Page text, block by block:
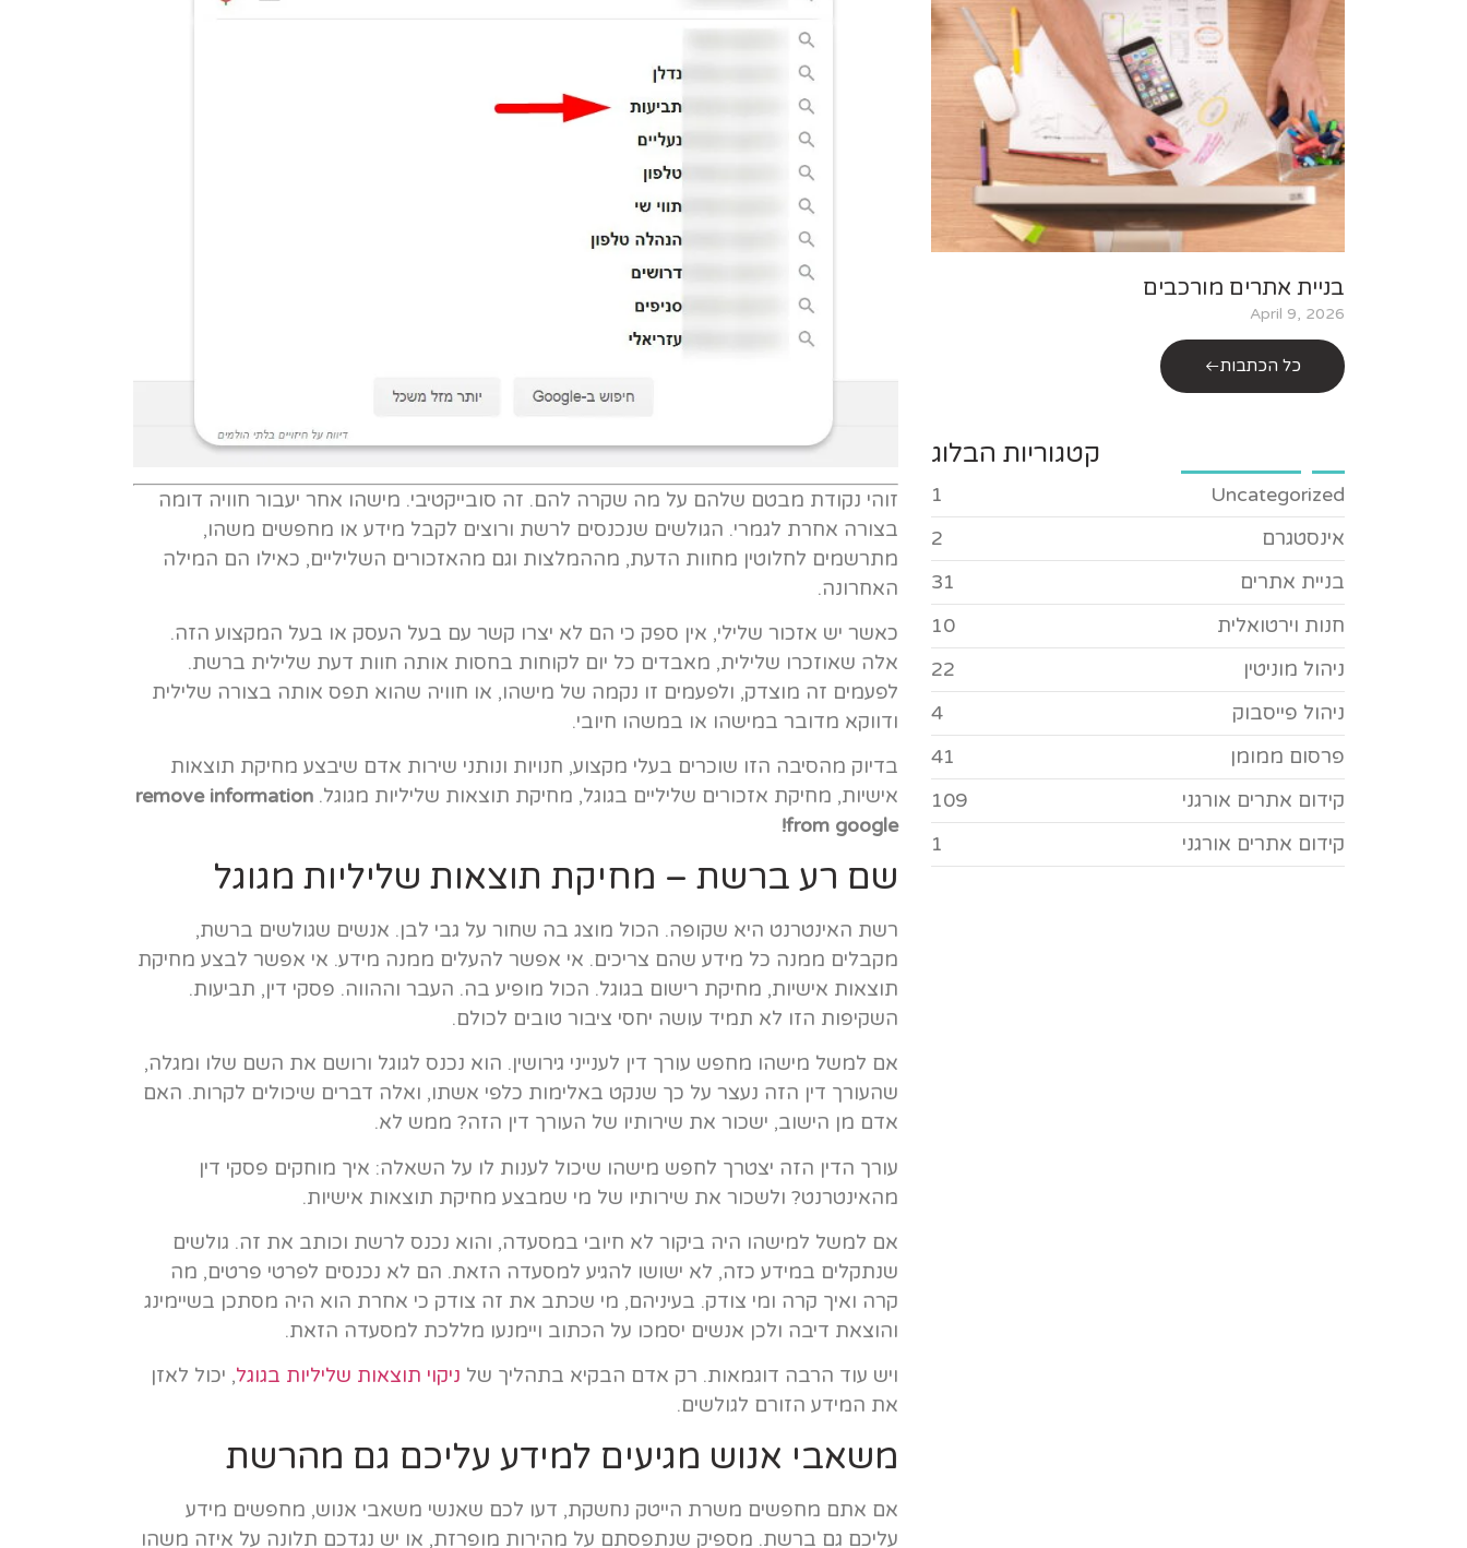
זוהי נקודת מבטם שלהם על מה שקרה להם. זה סובייקטיבי. מישהו אחר יעבור חוויה דומה
בצורה אחרת לגמרי. הגולשים שנכנסים לרשת ורוצים לקבל מידע או מחפשים משהו,
מתרשמים לחלוטין מחוות הדעת, מההמלצות וגם מהאזכורים השליליים, כאילו הם המילה
האחרונה.
כאשר יש אזכור שלילי, אין ספק כי הם לא יצרו קשר עם בעל העסק או בעל המקצוע הזה.
אלה שאוזכרו שלילית, מאבדים כל יום לקוחות בחסות אותה חוות דעת שלילית ברשת.
לפעמים זה מוצדק, ולפעמים זו נקמה של מישהו, או חוויה שהוא תפס אותה בצורה שלילית
ודווקא מדובר במישהו או במשהו חיובי.
בדיוק מהסיבה הזו שוכרים בעלי מקצוע, חנויות ונותני שירות אדם שיבצע מחיקת תוצאות
אישיות, מחיקת אזכורים שליליים בגוגל, מחיקת תוצאות שליליות מגוגל. remove information
from google!
שם רע ברשת – מחיקת תוצאות שליליות מגוגל
רשת האינטרנט היא שקופה. הכול מוצג בה שחור על גבי לבן. אנשים שגולשים ברשת,
מקבלים ממנה כל מידע שהם צריכים. אי אפשר להעלים ממנה מידע. אי אפשר לבצע מחיקת
תוצאות אישיות, מחיקת רישום בגוגל. הכול מופיע בה. העבר וההווה. פסקי דין, תביעות.
השקיפות הזו לא תמיד עושה יחסי ציבור טובים לכולם.
אם למשל מישהו מחפש עורך דין לענייני גירושין. הוא נכנס לגוגל ורושם את השם שלו ומגלה,
שהעורך דין הזה נעצר על כך שנקט באלימות כלפי אשתו, ואלה דברים שיכולים לקרות. האם
אדם מן הישוב, ישכור את שירותיו של העורך דין הזה? ממש לא.
עורך הדין הזה יצטרך לחפש מישהו שיכול לענות לו על השאלה: איך מוחקים פסקי דין
מהאינטרנט? ולשכור את שירותיו של מי שמבצע מחיקת תוצאות אישיות.
אם למשל למישהו היה ביקור לא חיובי במסעדה, והוא נכנס לרשת וכותב את זה. גולשים
שנתקלים במידע כזה, לא ישושו להגיע למסעדה הזאת. הם לא נכנסים לפרטי פרטים, מה
קרה ואיך קרה ומי צודק. בעיניהם, מי שכתב את זה צודק כי אחרת הוא היה מסתכן בשיימינג
והוצאת דיבה ולכן אנשים יסמכו על הכתוב ויימנעו מללכת למסעדה הזאת.
ויש עוד הרבה דוגמאות. רק אדם הבקיא בתהליך של ניקוי תוצאות שליליות בגוגל, יכול לאזן
את המידע הזורם לגולשים.
משאבי אנוש מגיעים למידע עליכם גם מהרשת
אם אתם מחפשים משרת הייטק נחשקת, דעו לכם שאנשי משאבי אנוש, מחפשים מידע
עליכם גם ברשת. מספיק שנתפסתם על מהירות מופרזת, או יש נגדכם תלונה על איזה משהו
בניית אתרים מורכבים
April 9, 2026
כל הכתבות
קטגוריות הבלוג
Uncategorized
1
אינסטגרם
2
בניית אתרים
31
חנות וירטואלית
10
ניהול מוניטין
22
ניהול פייסבוק
4
פרסום ממומן
41
קידום אתרים אורגני
109
קידום אתרים אורגני
1